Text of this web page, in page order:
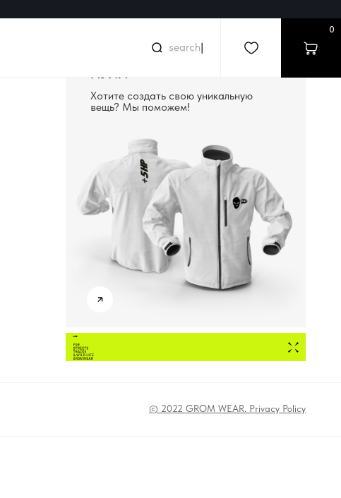
0
|
© 2022 GROM WEAR. Privacy Policy
СОЗДАДИМ ВЕЩЬ С
Хотите создать свою уникальную
вещь? Мы поможем!